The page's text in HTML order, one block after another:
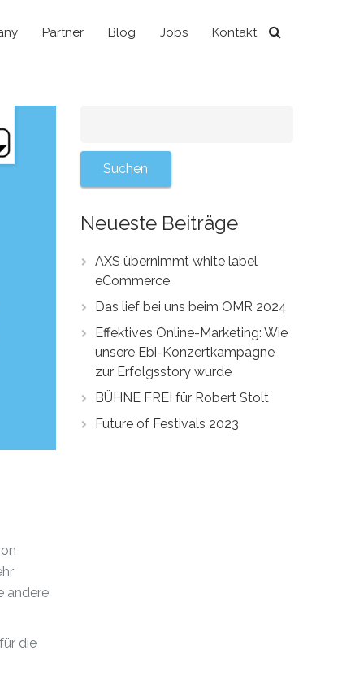
Partner Blog Jobs Kontakt
andere
die
Neueste Beiträge
AXS übernimmt white label
eCommerce
Das lief bei uns beim OMR 2024
Effektives Online-Marketing: Wie
unsere Ebi-Konzertkampagne
zur Erfolgsstory wurde
BÜHNE FREI für Robert Stolt
Future of Festivals 2023